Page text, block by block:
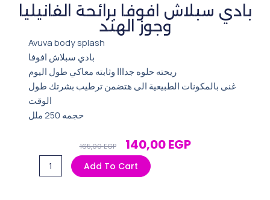
بادي سبلاش افوفا برائحة الفانيليا
وجوز الهند
‏Avuva body splash
بادي سبلاش افوفا
ريحته حلوه جدااا وثابته معاكي طول اليوم
غنى بالمكونات الطبیعیة الى هتضمن ترطيب بشرتك طول
الوقت
حجمه 250 ملل
165,00EGP Original
Price
Was:
140,00EGPCurrent
سبلاش
Add To Cart